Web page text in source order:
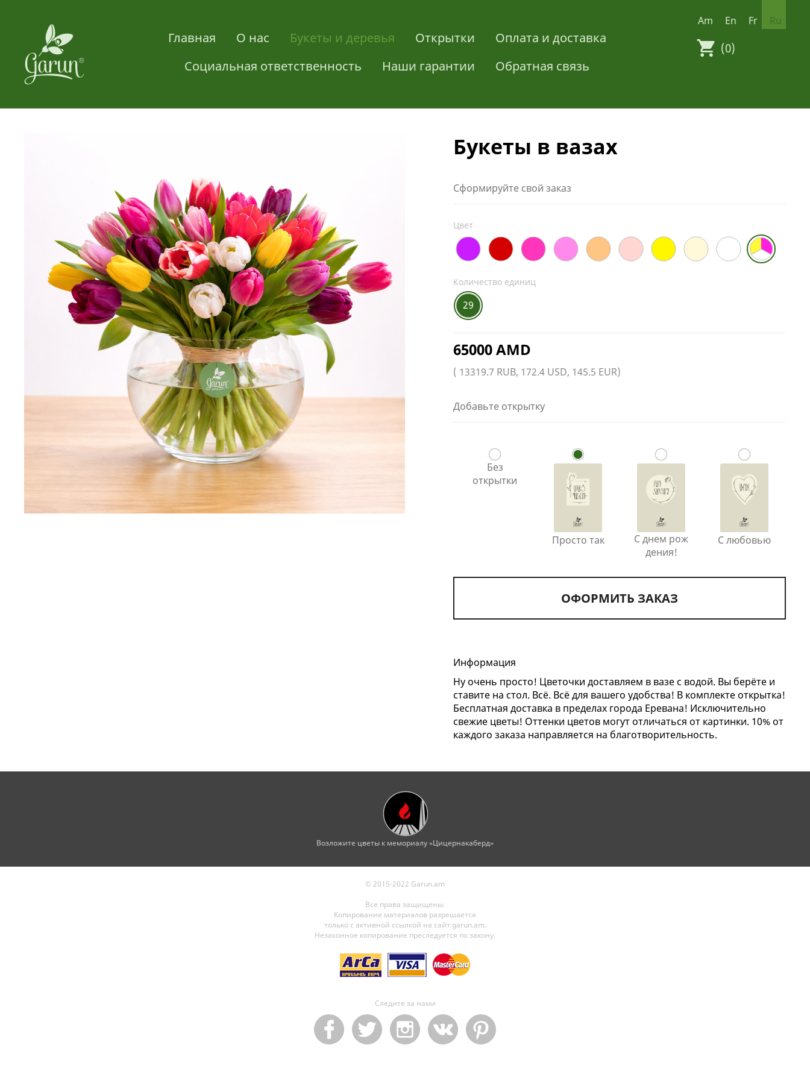
Главная О нас Букеты и деревья Открытки
Оплата и доставка
Социальная ответственность
Наши гарантии Обратная связь
Am En Fr Ru
(0)
Букеты в вазах
Сформируйте свой заказ
Цвет
Количество единиц
29
65000 AMD
( 13319.7 RUB, 172.4 USD, 145.5 EUR)
Добавьте открытку
Без
открытки
Просто так
С днем рож
дения!
С любовью
ОФОРМИТЬ ЗАКАЗ
Информация
Ну очень просто! Цветочки доставляем в вазе с водой. Вы берёте и
ставите на стол. Всё. Всё для вашего удобства! В комплекте открытка!
Бесплатная доставка в пределах города Еревана! Исключительно
свежие цветы! Оттенки цветов могут отличаться от картинки. 10% от
каждого заказа направляется на благотворительность.
Возложите цветы к мемориалу «Цицернакаберд»
© 2015-2022 Garun.am
Все права защищены.
Копирование материалов разрешается
только с активной ссылкой на сайт garun.am.
Незаконное копирование преследуется по закону.
Следите за нами